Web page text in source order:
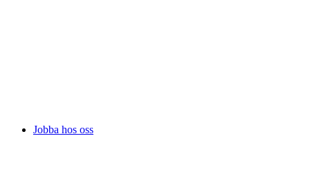
Jobba hos oss